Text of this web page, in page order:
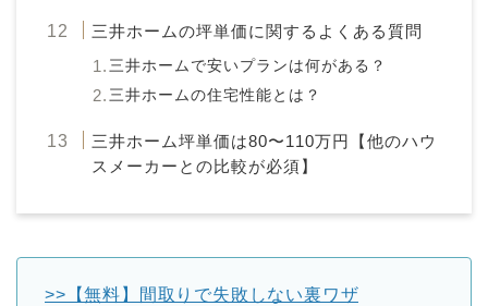
三井ホームの坪単価に関するよくある質問
三井ホームで安いプランは何がある？
三井ホームの住宅性能とは？
三井ホーム坪単価は80〜110万円【他のハウ
スメーカーとの比較が必須】
>>【無料】間取りで失敗しない裏ワザ